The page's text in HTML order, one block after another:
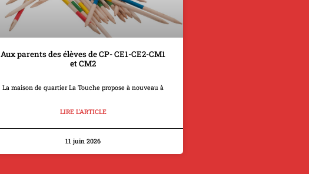
Aux parents des élèves de CP- CE1-CE2-CM1
et CM2
La maison de quartier La Touche propose à nouveau à
LIRE L'ARTICLE
11 juin 2026